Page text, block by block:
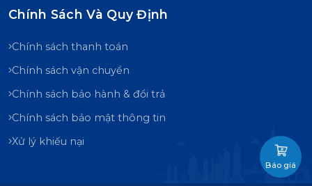
Chính Sách Và Quy Định
Chính sách thanh toán
Chính sách vận chuyển
Chính sách bảo hành & đổi trả
Chính sách bảo mật thông tin
Xử lý khiếu nại
Báo giá